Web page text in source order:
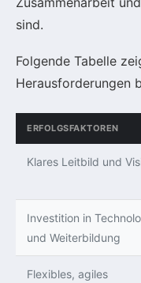
sind.
Folgende Tabelle
Herausforderungen
ERFOLGSFAKTOREN
Klares Leitbild und
Investition in
und Weiterbildung
Flexibles, agiles